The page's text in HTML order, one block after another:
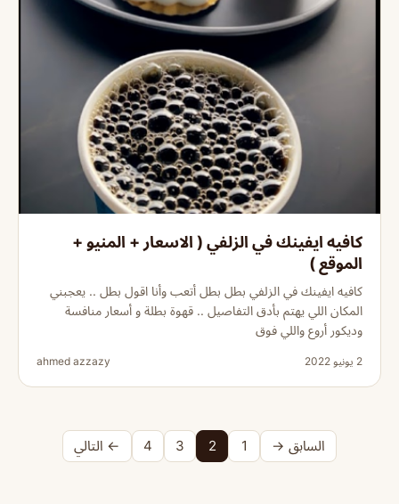
كافيه ايفينك في الزلفي ( الاسعار + المنيو +
الموقع )
كافيه ايفينك في الزلفي بطل بطل أتعب وأنا اقول بطل .. يعجبني
المكان اللي يهتم بأدق التفاصيل .. قهوة بطلة و أسعار منافسة
وديكور أروع واللي فوق
2 يونيو 2022 ahmed azzazy
السابق → 1
2
3
4 ← التالي